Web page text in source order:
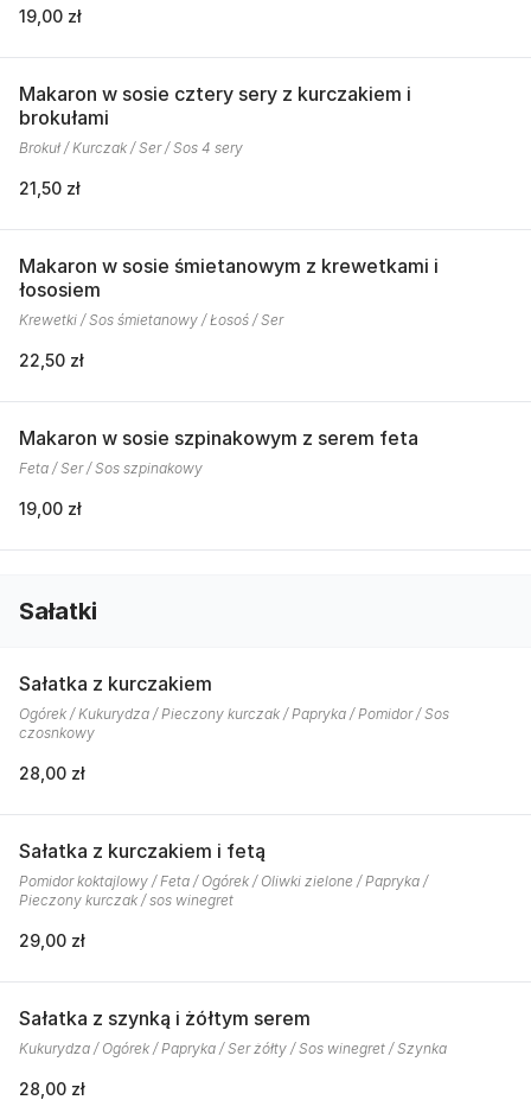
19,00 zł
Makaron w sosie cztery sery z kurczakiem i
brokułami
Brokuł / Kurczak / Ser / Sos 4 sery
21,50 zł
Makaron w sosie śmietanowym z krewetkami i
łososiem
Krewetki / Sos śmietanowy / Łosoś / Ser
22,50 zł
Makaron w sosie szpinakowym z serem feta
Feta / Ser / Sos szpinakowy
19,00 zł
Sałatki
Sałatka z kurczakiem
Ogórek / Kukurydza / Pieczony kurczak / Papryka / Pomidor / Sos
czosnkowy
28,00 zł
Sałatka z kurczakiem i fetą
Pomidor koktajlowy / Feta / Ogórek / Oliwki zielone / Papryka /
Pieczony kurczak / sos winegret
29,00 zł
Sałatka z szynką i żółtym serem
Kukurydza / Ogórek / Papryka / Ser żółty / Sos winegret / Szynka
28,00 zł